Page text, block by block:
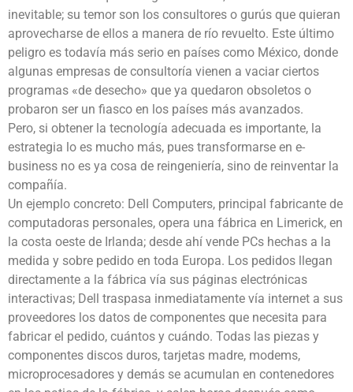
inevitable; su temor son los consultores o gurús que quieran
aprovecharse de ellos a manera de río revuelto. Este último
peligro es todavía más serio en países como México, donde
algunas empresas de consultoría vienen a vaciar ciertos
programas «de desecho» que ya quedaron obsoletos o
probaron ser un fiasco en los países más avanzados.
Pero, si obtener la tecnología adecuada es importante, la
estrategia lo es mucho más, pues transformarse en e-
business no es ya cosa de reingeniería, sino de reinventar la
compañía.
Un ejemplo concreto: Dell Computers, principal fabricante de
computadoras personales, opera una fábrica en Limerick, en
la costa oeste de Irlanda; desde ahí vende PCs hechas a la
medida y sobre pedido en toda Europa. Los pedidos llegan
directamente a la fábrica vía sus páginas electrónicas
interactivas; Dell traspasa inmediatamente vía internet a sus
proveedores los datos de componentes que necesita para
fabricar el pedido, cuántos y cuándo. Todas las piezas y
componentes discos duros, tarjetas madre, modems,
microprocesadores y demás se acumulan en contenedores